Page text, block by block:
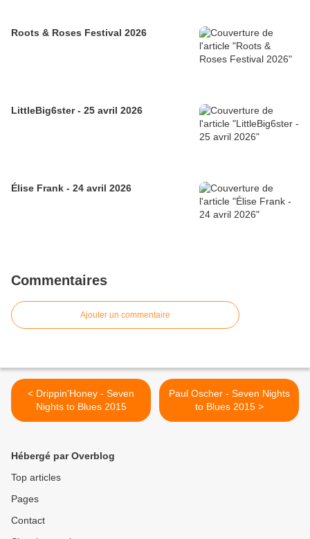
Roots & Roses Festival 2026
LittleBig6ster - 25 avril 2026
Élise Frank - 24 avril 2026
Commentaires
Ajouter un commentaire
< Drippin'Honey - Seven
Nights to Blues 2015
Paul Oscher - Seven Nights
to Blues 2015 >
Hébergé par Overblog
Top articles
Pages
Contact